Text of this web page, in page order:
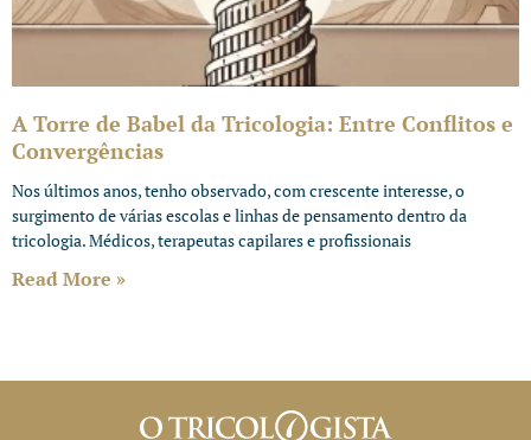
A Torre de Babel da Tricologia: Entre Conflitos e
Convergências
Nos últimos anos, tenho observado, com crescente interesse, o
surgimento de várias escolas e linhas de pensamento dentro da
tricologia. Médicos, terapeutas capilares e profissionais
Read More »